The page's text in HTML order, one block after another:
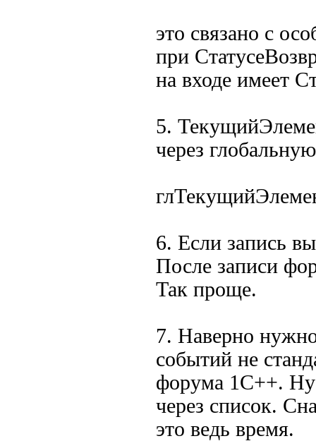
это связано с
при
на входе имеет
5.
через
6. Если запись
После записи
Так проще.
7. Наверно
событий не
форума 1C++. Ну
через список.
это ведь время.